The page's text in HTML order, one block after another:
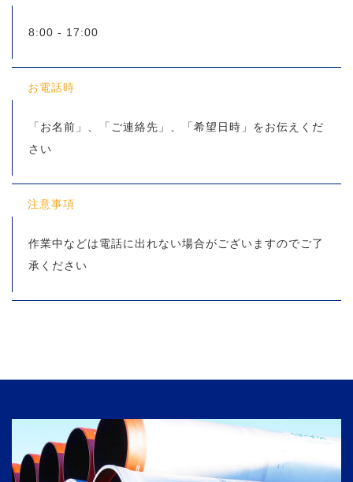
8:00 - 17:00
お電話時
「お名前」、「ご連絡先」、「希望日時」をお伝えくだ
さい
注意事項
作業中などは電話に出れない場合がございますのでご了
承ください